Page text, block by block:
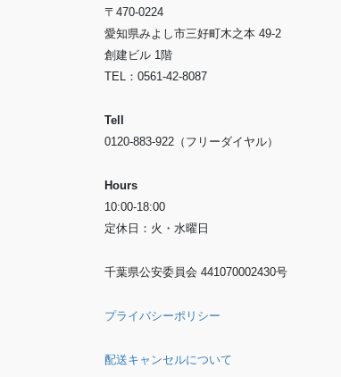
〒470-0224
愛知県みよし市三好町木之本 49-2
創建ビル 1階
TEL：0561-42-8087
Tell
0120-883-922（フリーダイヤル）
Hours
10:00-18:00
定休日：火・水曜日
千葉県公安委員会 441070002430号
プライバシーポリシー
配送キャンセルについて